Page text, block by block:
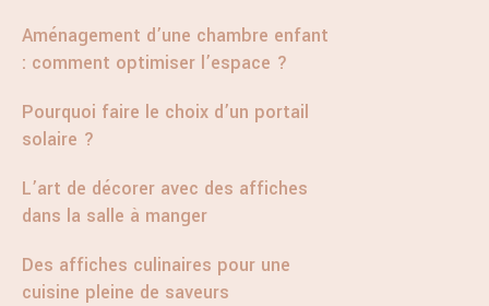
Aménagement d’une chambre enfant
: comment optimiser l’espace ?
Pourquoi faire le choix d’un portail
solaire ?
L’art de décorer avec des affiches
dans la salle à manger
Des affiches culinaires pour une
cuisine pleine de saveurs